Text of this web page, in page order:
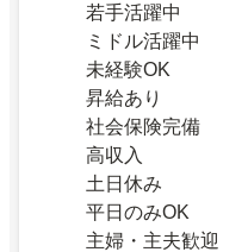
若手活躍中
ミドル活躍中
未経験OK
昇給あり
社会保険完備
高収入
土日休み
平日のみOK
主婦・主夫歓迎